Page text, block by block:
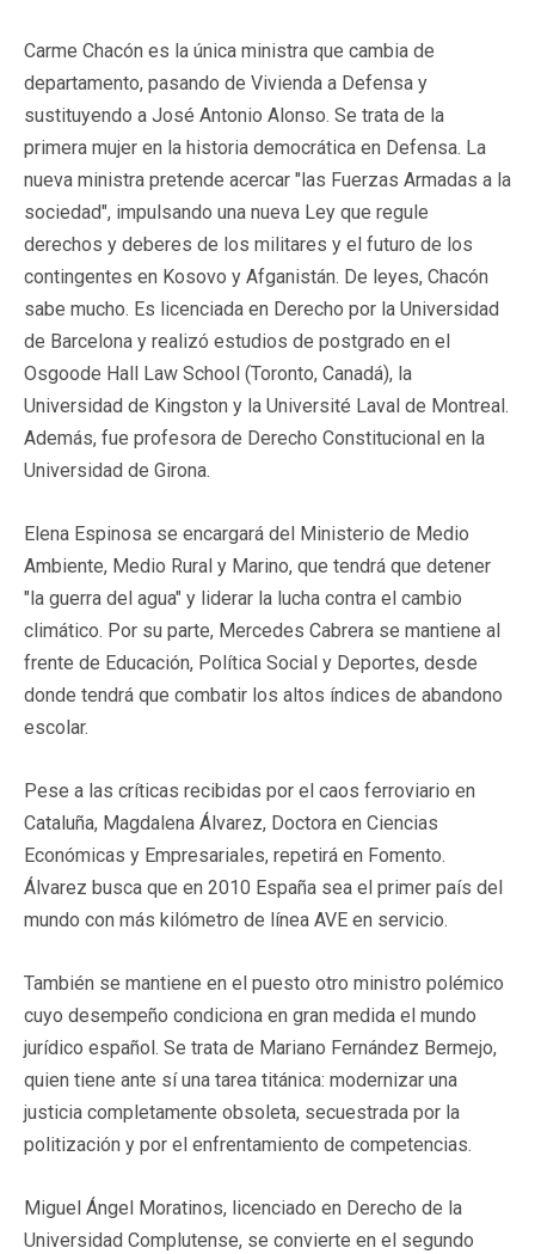
Carme Chacón es la única ministra que cambia de
departamento, pasando de Vivienda a Defensa y
sustituyendo a José Antonio Alonso. Se trata de la
primera mujer en la historia democrática en Defensa. La
nueva ministra pretende acercar "las Fuerzas Armadas a la
sociedad", impulsando una nueva Ley que regule
derechos y deberes de los militares y el futuro de los
contingentes en Kosovo y Afganistán. De leyes, Chacón
sabe mucho. Es licenciada en Derecho por la Universidad
de Barcelona y realizó estudios de postgrado en el
Osgoode Hall Law School (Toronto, Canadá), la
Universidad de Kingston y la Université Laval de Montreal.
Además, fue profesora de Derecho Constitucional en la
Universidad de Girona.
Elena Espinosa se encargará del Ministerio de Medio
Ambiente, Medio Rural y Marino, que tendrá que detener
"la guerra del agua" y liderar la lucha contra el cambio
climático. Por su parte, Mercedes Cabrera se mantiene al
frente de Educación, Política Social y Deportes, desde
donde tendrá que combatir los altos índices de abandono
escolar.
Pese a las críticas recibidas por el caos ferroviario en
Cataluña, Magdalena Álvarez, Doctora en Ciencias
Económicas y Empresariales, repetirá en Fomento.
Álvarez busca que en 2010 España sea el primer país del
mundo con más kilómetro de línea AVE en servicio.
También se mantiene en el puesto otro ministro polémico
cuyo desempeño condiciona en gran medida el mundo
jurídico español. Se trata de Mariano Fernández Bermejo,
quien tiene ante sí una tarea titánica: modernizar una
justicia completamente obsoleta, secuestrada por la
politización y por el enfrentamiento de competencias.
Miguel Ángel Moratinos, licenciado en Derecho de la
Universidad Complutense, se convierte en el segundo